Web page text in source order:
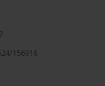
156916